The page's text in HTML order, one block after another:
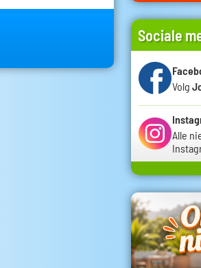
Sociale
Volg
Alle